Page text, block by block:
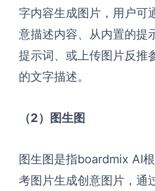
字内容生成图片，用户可
意描述内容、从内置的提
提示词、或上传图片反推
的文字描述。
（2） 图生图
图生图是指boardmix AI
考图片生成创意图片，通